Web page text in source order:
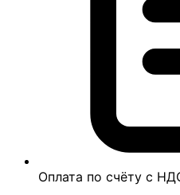
Оплата по счёту с